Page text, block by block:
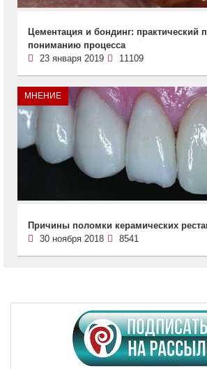
Цементация и бондинг: практический
пониманию процесса
23 января 2019
11109
МНЕНИЕ
Причины поломки керамических
30 ноября 2018
8541